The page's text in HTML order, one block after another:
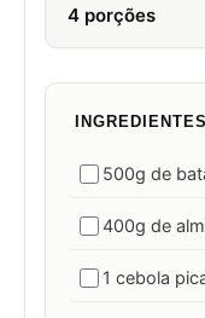
4 porções
500g de
400g de
1 cebola